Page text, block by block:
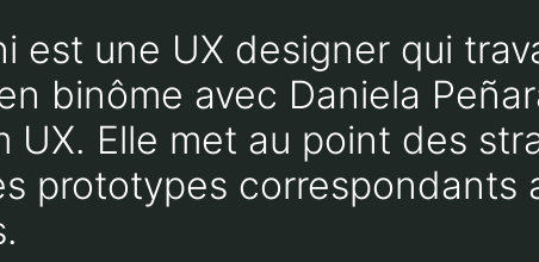
est une UX designer qui
binôme avec Daniela
UX. Elle met au point des
prototypes correspondants